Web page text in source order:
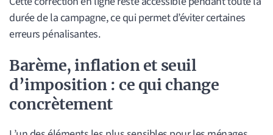
durée de la campagne, ce qui permet d’éviter certaines
erreurs pénalisantes.
Barème, inflation et seuil
d’imposition : ce qui change
concrètement